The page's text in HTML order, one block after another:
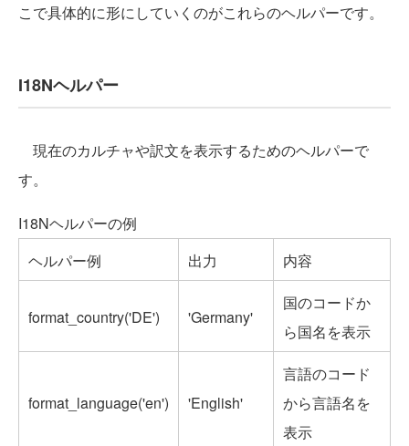
こで具体的に形にしていくのがこれらのヘルパーです。
I18Nヘルパー
現在のカルチャや訳文を表示するためのヘルパーで
す。
I18Nヘルパーの例
ヘルパー例
出力 内容
format_country('DE') 'Germany'
国のコードか
ら国名を表示
format_language('en') 'English'
言語のコード
から言語名を
表示